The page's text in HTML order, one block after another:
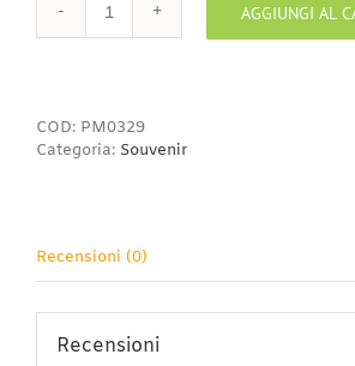
Piatto
AGGIUNGI AL
COD: PM0329
Categoria: Souvenir
Recensioni (0)
Recensioni